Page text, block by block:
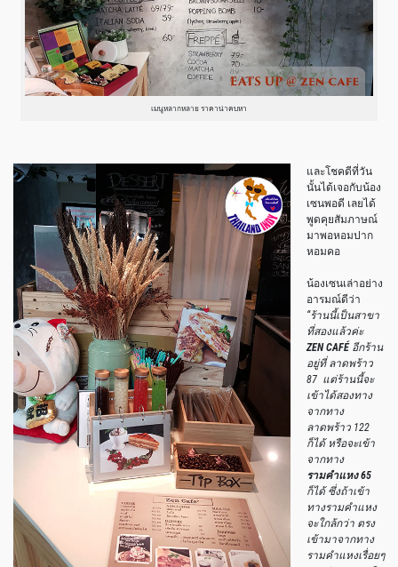
เมนูหลากหลาย ราคาน่าคบหา
และโชคดีที่วัน
นั้นได้เจอกับน้อง
เซนพอดี เลยได้
พูดคุยสัมภาษณ์
มาพอหอมปาก
หอมคอ
น้องเซนเล่าอย่าง
อารมณ์ดีว่า
“ร้านนี้เป็นสาขา
ที่สองแล้วค่ะ
ZEN CAFÉอีกร้าน
อยู่ที่ ลาดพร้าว
87 แต่ร้านนี้จะ
เข้าได้สองทาง
จากทาง
ลาดพร้าว 122
ก็ได้ หรือจะเข้า
จากทาง
รามคำแหง 65
ก็ได้ ซึ่งถ้าเข้า
ทางรามคำแหง
จะใกล้กว่า ตรง
เข้ามาจากทาง
รามคำแหงเรื่อยๆ